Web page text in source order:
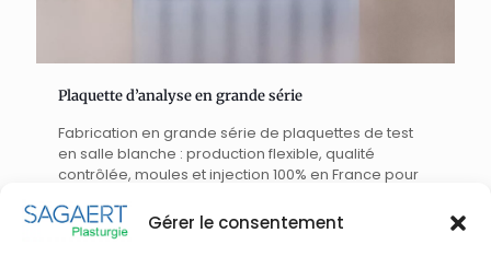
Gérer le consentement
Plaquette d’analyse en grande série
Fabrication en grande série de plaquettes de test
en salle blanche : production flexible, qualité
contrôlée, moules et injection 100% en France pour